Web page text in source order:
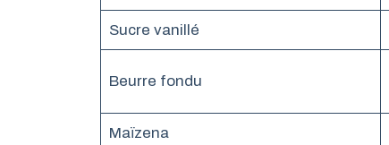
Sucre vanillé
Beurre fondu
Maïzena